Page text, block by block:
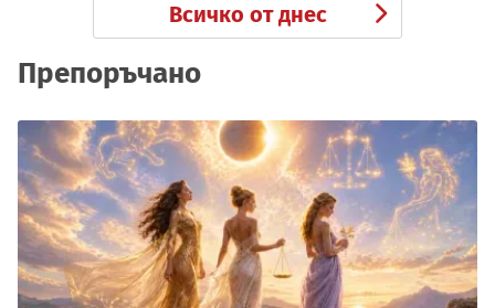
Всичко от днес
Препоръчано